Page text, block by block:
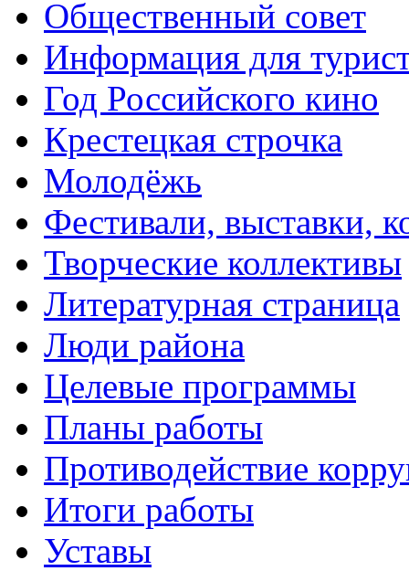
Общественный совет
Информация для
Год Российского кино
Крестецкая строчка
Молодёжь
Фестивали, выставки,
Творческие коллективы
Литературная страница
Люди района
Целевые программы
Планы работы
Противодействие
Итоги работы
Уставы